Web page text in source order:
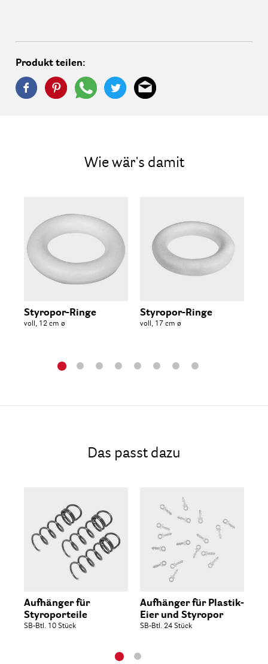
Produkt teilen:
Wie wär's damit
Styropor-Ringe
voll, 12 cm ø
Styropor-Ringe
voll, 17 cm ø
Das passt dazu
Aufhänger für
Styroporteile
SB-Btl. 10 Stück
Aufhänger für Plastik-
Eier und Styropor
SB-Btl. 24 Stück